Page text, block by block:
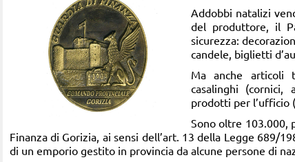
​Addobbi natalizi
del produttore, il
sicurezza:
candele, biglietti
Ma anche articoli
casalinghi (cornici,
prodotti per l’ufficio
Sono oltre 103.000,
Finanza di Gorizia, ai sensi dell’art. 13 della Legge
di un emporio gestito in provincia da alcune persone di